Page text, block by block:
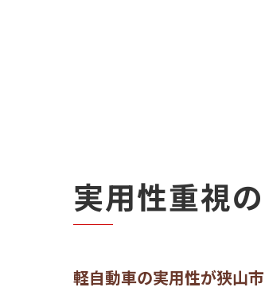
実用性重視
軽自動車の実用性が狭山